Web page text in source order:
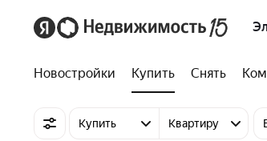
Новостройки Купить Снять
Купить Квартиру